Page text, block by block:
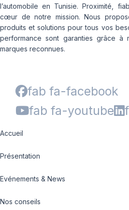
l’automobile en Tunisie. Proximité,
cœur de notre mission. Nous
produits et solutions pour tous vos
performance sont garanties grâce à
marques reconnues.
fab fa-facebook
fab fa-youtube
Accueil
Présentation
Evénements & News
Nos conseils